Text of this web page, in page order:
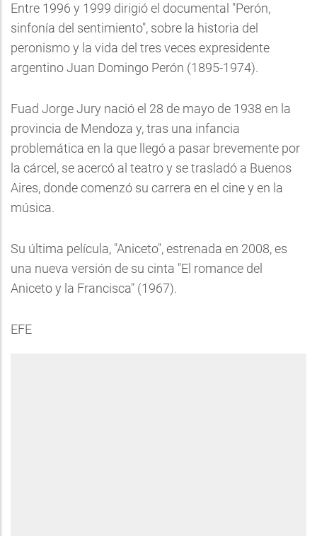
Entre 1996 y 1999 dirigió el documental "Perón,
sinfonía del sentimiento", sobre la historia del
peronismo y la vida del tres veces expresidente
argentino Juan Domingo Perón (1895-1974).
Fuad Jorge Jury nació el 28 de mayo de 1938 en la
provincia de Mendoza y, tras una infancia
problemática en la que llegó a pasar brevemente por
la cárcel, se acercó al teatro y se trasladó a Buenos
Aires, donde comenzó su carrera en el cine y en la
música.
Su última película, "Aniceto", estrenada en 2008, es
una nueva versión de su cinta "El romance del
Aniceto y la Francisca" (1967).
EFE